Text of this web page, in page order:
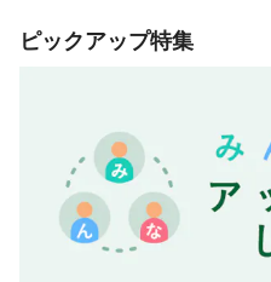
ピックアップ特集